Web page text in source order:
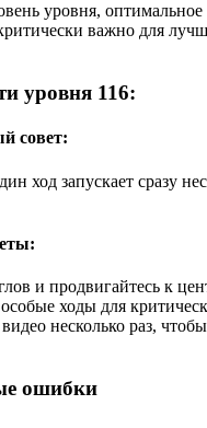
уровня, оптимальное
важно для
уровня 116:
совет:
ход запускает сразу
и продвигайтесь к
ходы для
несколько раз,
ошибки